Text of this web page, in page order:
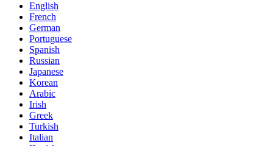
English
French
German
Portuguese
Spanish
Russian
Japanese
Korean
Arabic
Irish
Greek
Turkish
Italian